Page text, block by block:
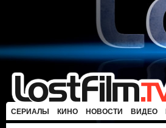
СЕРИАЛЫ КИНО НОВОСТИ ВИДЕО